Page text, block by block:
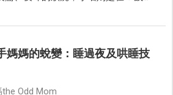
媽媽的蛻變：睡過夜及哄睡技
Odd Mom